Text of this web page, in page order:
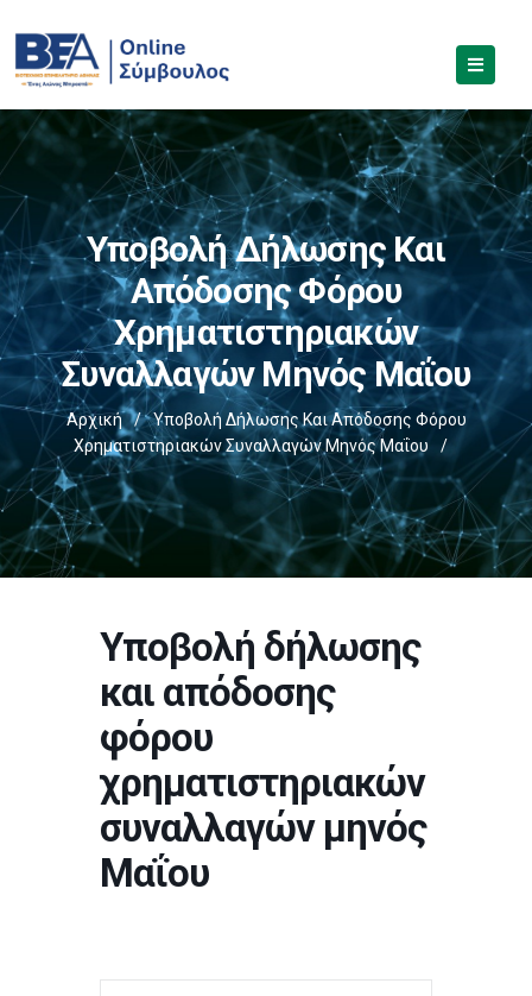
Υποβολή Δήλωσης Και
Απόδοσης Φόρου
Χρηματιστηριακών
Συναλλαγών Μηνός Μαΐου
Αρχική /
Υποβολή Δήλωσης Και Απόδοσης Φόρου
Χρηματιστηριακών Συναλλαγών Μηνός Μαΐου
/
Υποβολή δήλωσης
και απόδοσης
φόρου
χρηματιστηριακών
συναλλαγών μηνός
Μαΐου